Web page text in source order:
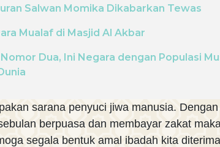
Salwan Momika Dikabarkan Tewas
Mualaf di Masjid Al Akbar
Dua, Ini Negara dengan Populasi
sarana penyuci jiwa manusia. Dengan
berpuasa dan membayar zakat
segala bentuk amal ibadah kita